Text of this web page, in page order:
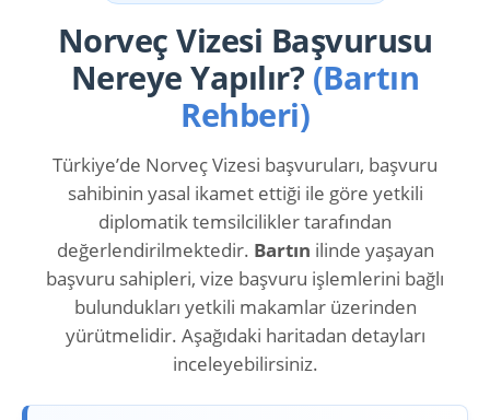
Norveç Vizesi Başvurusu
Nereye Yapılır? (Bartın
Rehberi)
Türkiye’de Norveç Vizesi başvuruları, başvuru
sahibinin yasal ikamet ettiği ile göre yetkili
diplomatik temsilcilikler tarafından
değerlendirilmektedir. Bartın ilinde yaşayan
başvuru sahipleri, vize başvuru işlemlerini bağlı
bulundukları yetkili makamlar üzerinden
yürütmelidir. Aşağıdaki haritadan detayları
inceleyebilirsiniz.